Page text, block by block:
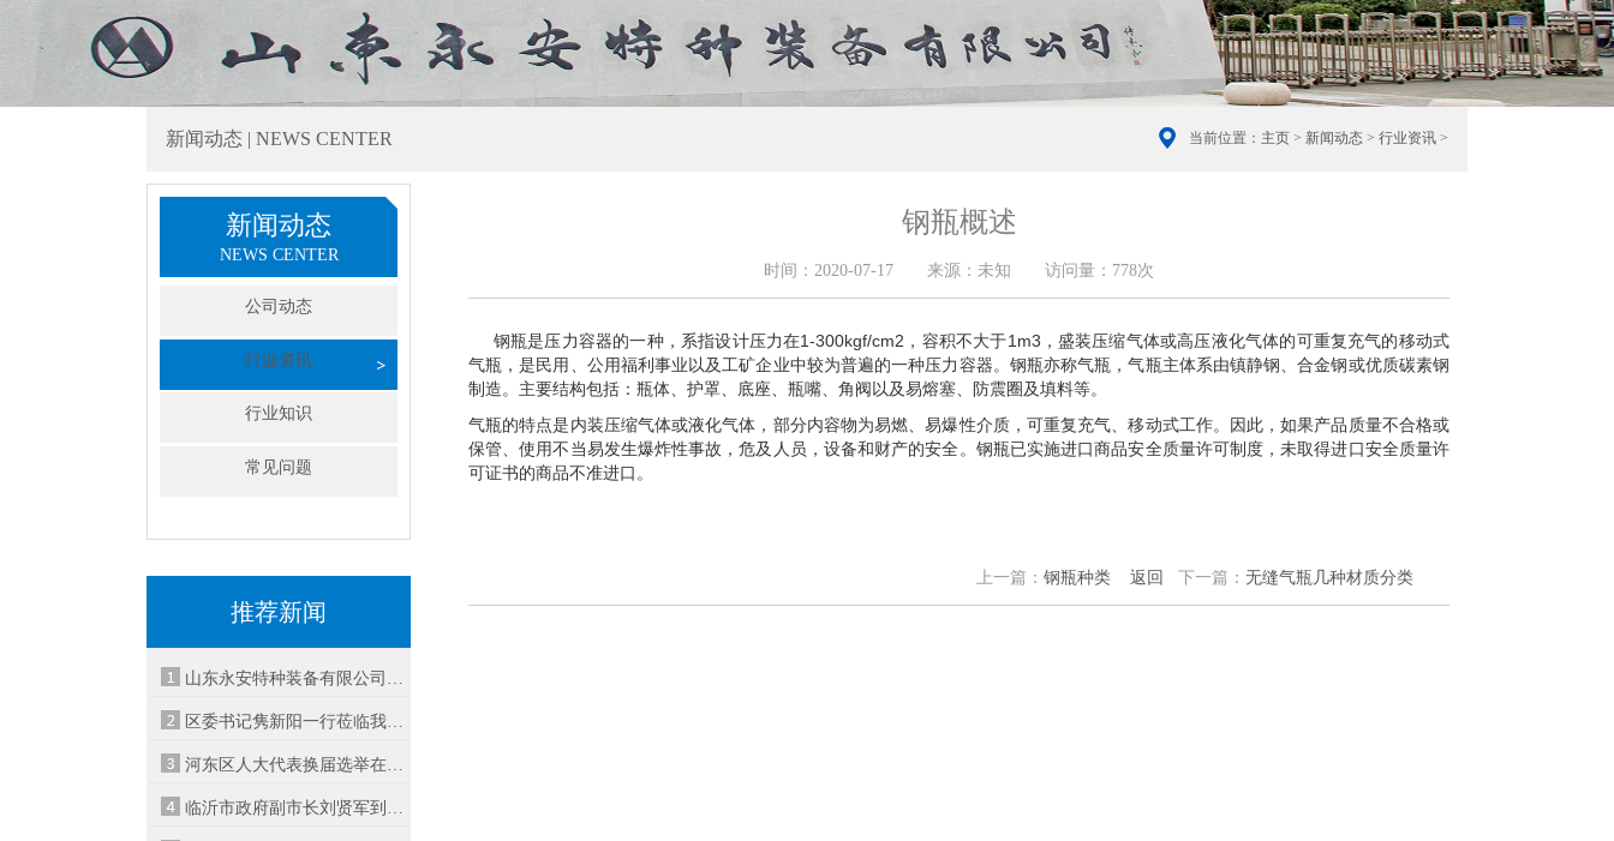
新闻动态 | NEWS CENTER 当前位置： 主页 > 新闻动态 > 行业资讯 >
新闻动态
NEWS CENTER
公司动态
行业资讯
行业知识
常见问题
推荐新闻
山东永安特种装备有限公司-声明公告
区委书记隽新阳一行莅临我公司调研
河东区人大代表换届选举在山东永安设立
临沂市政府副市长刘贤军到永安公司视察
钢瓶概述
时间：2020-07-17 来源：未知 访问量： 778次
钢瓶是压力容器的一种，系指设计压力在1-300kgf/cm2，容积不大于1m3，盛装压缩气体或高压液化气体的可重复充气的移动式
气瓶，是民用、公用福利事业以及工矿企业中较为普遍的一种压力容器。钢瓶亦称气瓶，气瓶主体系由镇静钢、合金钢或优质碳素钢
制造。主要结构包括：瓶体、护罩、底座、瓶嘴、角阀以及易熔塞、防震圈及填料等。
气瓶的特点是内装压缩气体或液化气体，部分内容物为易燃、易爆性介质，可重复充气、移动式工作。因此，如果产品质量不合格或
保管、使用不当易发生爆炸性事故，危及人员，设备和财产的安全。钢瓶已实施进口商品安全质量许可制度，未取得进口安全质量许
可证书的商品不准进口。
上一篇： 钢瓶种类 返回 下一篇： 无缝气瓶几种材质分类